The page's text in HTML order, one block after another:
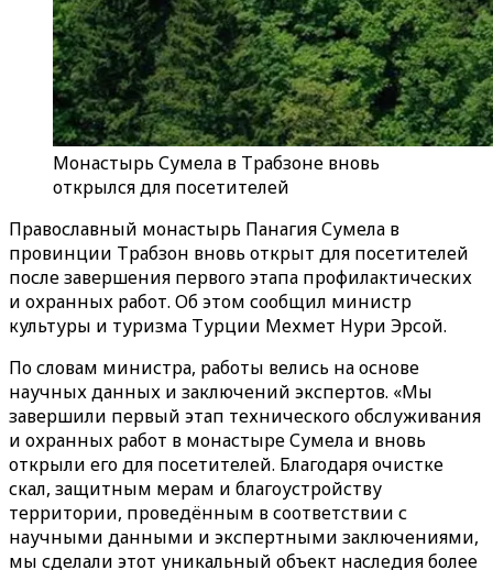
Монастырь Сумела в Трабзоне вновь
открылся для посетителей
Православный монастырь Панагия Сумела в
провинции Трабзон вновь открыт для посетителей
после завершения первого этапа профилактических
и охранных работ. Об этом сообщил министр
культуры и туризма Турции Мехмет Нури Эрсой.
По словам министра, работы велись на основе
научных данных и заключений экспертов. «Мы
завершили первый этап технического обслуживания
и охранных работ в монастыре Сумела и вновь
открыли его для посетителей. Благодаря очистке
скал, защитным мерам и благоустройству
территории, проведённым в соответствии с
научными данными и экспертными заключениями,
мы сделали этот уникальный объект наследия более